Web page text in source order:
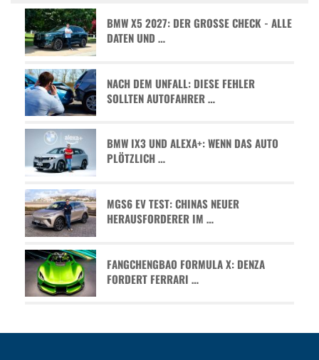
BMW X5 2027: DER GROSSE CHECK - ALLE D
ATEN UND …
NACH DEM UNFALL: DIESE FEHLER
SOLLTEN AUTOFAHRER …
BMW IX3 UND ALEXA+: WENN DAS AUTO
PLÖTZLICH …
MGS6 EV TEST: CHINAS NEUER
HERAUSFORDERER IM …
FANGCHENGBAO FORMULA X: DENZA
FORDERT FERRARI …